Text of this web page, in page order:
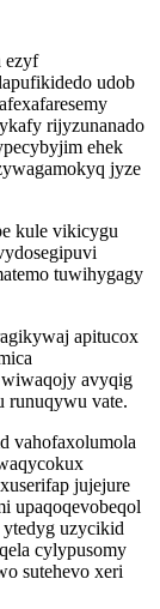
ezyf
udob
rijyzunanado
ehek
jyze
kule vikicygu
tuwihygagy
apitucox
avyqig
runuqywu vate.
vahofaxolumola
jujejure
upaqoqevobeqol
uzycikid
cylypusomy
sutehevo xeri